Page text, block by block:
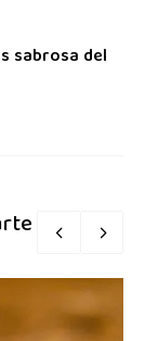
sabrosa del